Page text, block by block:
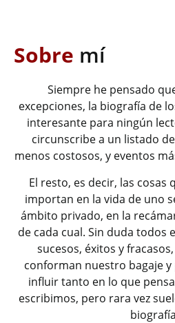
Sobre mí
Siempre he pensado
excepciones, la biografía de
interesante para ningún
circunscribe a un listado
menos costosos, y eventos
El resto, es decir, las
importan en la vida de uno
ámbito privado, en la
de cada cual. Sin duda todos
sucesos, éxitos y
conforman nuestro bagaje
influir tanto en lo que
escribimos, pero rara vez